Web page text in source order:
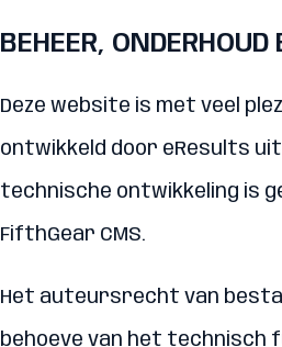
BEHEER,
Deze website is met veel
ontwikkeld door eResults
technische ontwikkeling is
FifthGear CMS.
Het auteursrecht van
behoeve van het technisch